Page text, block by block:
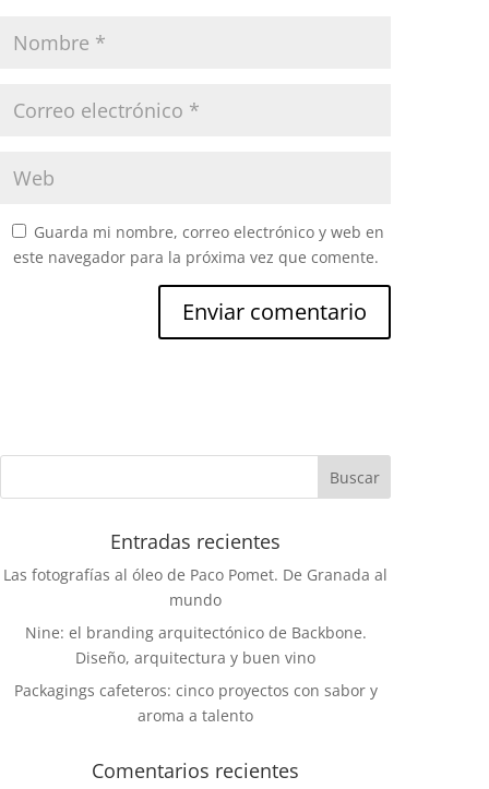
Guarda mi nombre, correo electrónico y web en
este navegador para la próxima vez que comente.
Entradas recientes
Las fotografías al óleo de Paco Pomet. De Granada al
mundo
Nine: el branding arquitectónico de Backbone.
Diseño, arquitectura y buen vino
Packagings cafeteros: cinco proyectos con sabor y
aroma a talento
Comentarios recientes